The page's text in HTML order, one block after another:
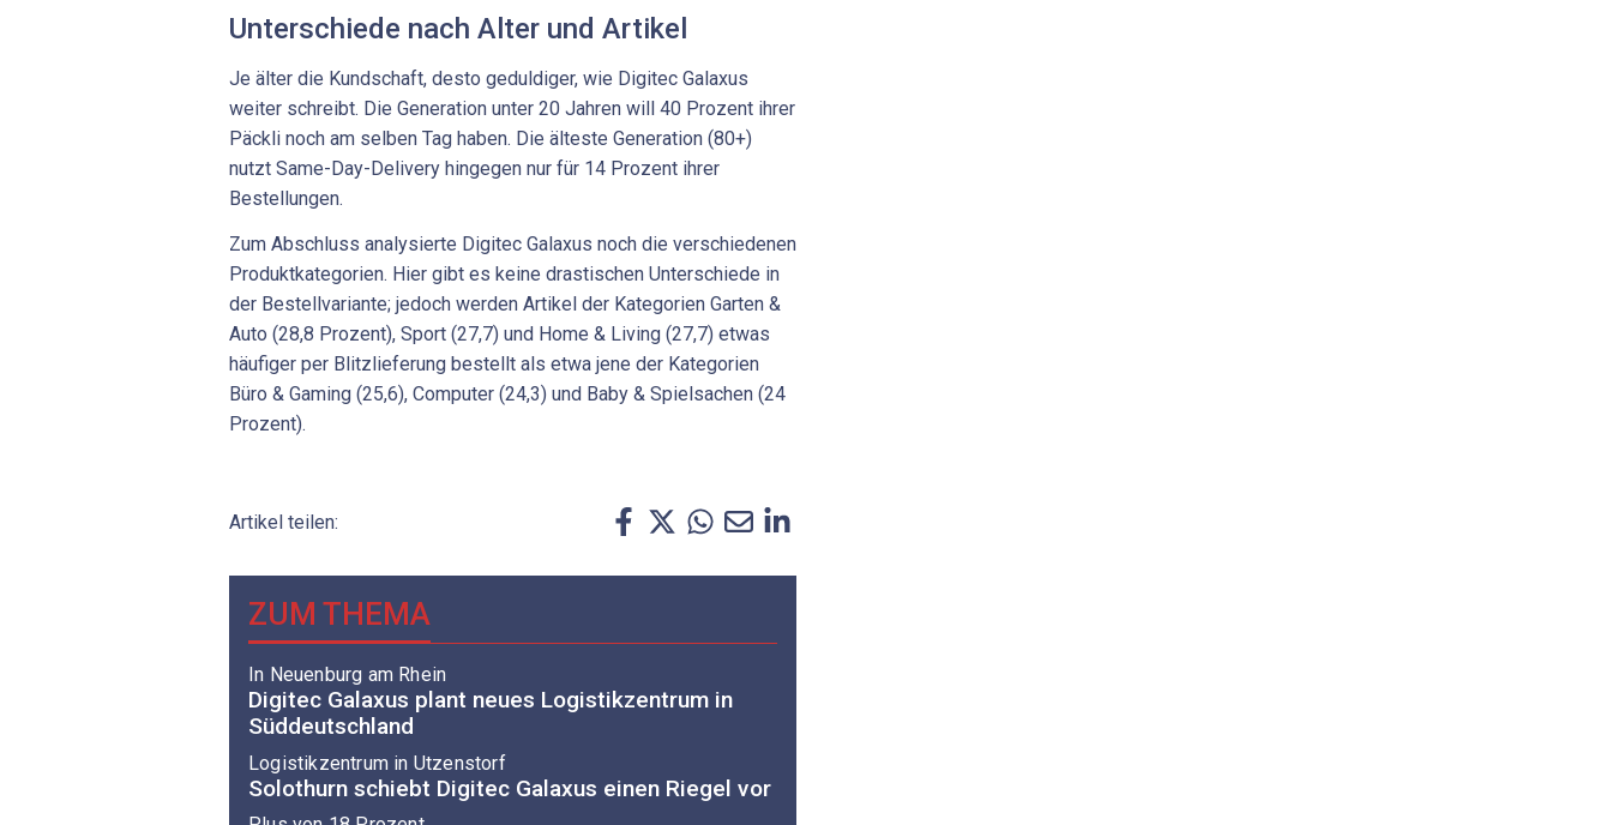
Unterschiede nach Alter und Artikel
Je älter die Kundschaft, desto geduldiger, wie Digitec Galaxus
weiter schreibt. Die Generation unter 20 Jahren will 40 Prozent ihrer
Päckli noch am selben Tag haben. Die älteste Generation (80+)
nutzt Same-Day-Delivery hingegen nur für 14 Prozent ihrer
Bestellungen.
Zum Abschluss analysierte Digitec Galaxus noch die verschiedenen
Produktkategorien. Hier gibt es keine drastischen Unterschiede in
der Bestellvariante; jedoch werden Artikel der Kategorien Garten &
Auto (28,8 Prozent), Sport (27,7) und Home & Living (27,7) etwas
häufiger per Blitzlieferung bestellt als etwa jene der Kategorien
Büro & Gaming (25,6), Computer (24,3) und Baby & Spielsachen (24
Prozent).
Artikel teilen:
ZUM THEMA
In Neuenburg am Rhein
Digitec Galaxus plant neues Logistikzentrum in
Süddeutschland
Logistikzentrum in Utzenstorf
Solothurn schiebt Digitec Galaxus einen Riegel vor